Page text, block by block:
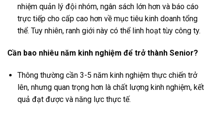
nhiệm quản lý đội nhóm, ngân sách lớn hơn và báo cáo
trực tiếp cho cấp cao hơn về mục tiêu kinh doanh tổng
thể. Tuy nhiên, ranh giới này có thể linh hoạt tùy công ty.
Cần bao nhiêu năm kinh nghiệm để trở thành Senior?
Thông thường cần 3-5 năm kinh nghiệm thực chiến trở
lên, nhưng quan trọng hơn là chất lượng kinh nghiệm, kết
quả đạt được và năng lực thực tế.